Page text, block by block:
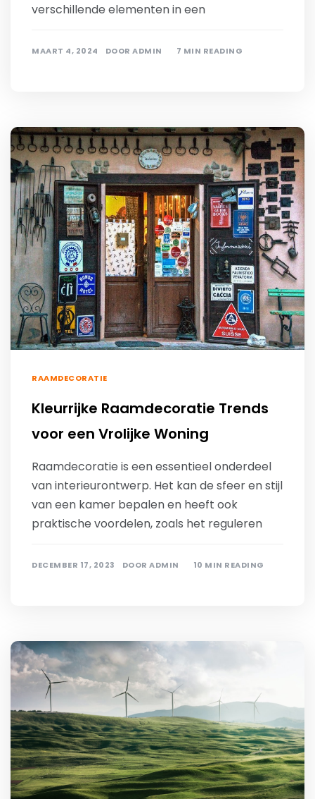
verschillende elementen in een
MAART 4, 2024 DOOR ADMIN 7 MIN READING
RAAMDECORATIE
Kleurrijke Raamdecoratie Trends
voor een Vrolijke Woning
Raamdecoratie is een essentieel onderdeel
van interieurontwerp. Het kan de sfeer en stijl
van een kamer bepalen en heeft ook
praktische voordelen, zoals het reguleren
DECEMBER 17, 2023 DOOR ADMIN 10 MIN READING